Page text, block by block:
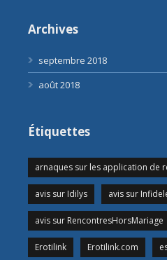
Archives
septembre 2018
août 2018
Étiquettes
arnaques sur les application de
avis sur Idilys avis sur
avis sur RencontresHorsMariage
Erotilink Erotilink.com